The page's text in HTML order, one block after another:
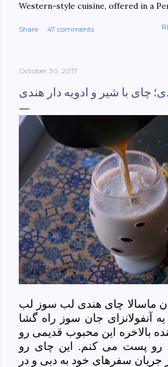
Western-style cuisine, offered in a
walls. This book aims at constructing
York-culinary-cultures-
ebook/dp/B0861H47GS/ref=sr_1_1?
0&sr=8-1
Share 47 comments
October 30, 2017
چای با شیر و ادویه دار هندی
ماسالا چای هندی لب سوز لب
آنفولانزای جان سوز راه گشا
بالاخره این محبوب قدیمی رو
رو پست می کنم. این چای رو
سفرهای خود به دبی و در